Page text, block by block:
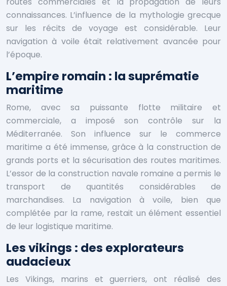
connaissances. L’influence de la mythologie grecque
sur les récits de voyage est considérable. Leur
navigation à voile était relativement avancée pour
l’époque.
L’empire romain : la suprématie
maritime
Rome, avec sa puissante flotte militaire et
commerciale, a imposé son contrôle sur la
Méditerranée. Son influence sur le commerce
maritime a été immense, grâce à la construction de
grands ports et la sécurisation des routes maritimes.
L’essor de la construction navale romaine a permis le
transport de quantités considérables de
marchandises. La navigation à voile, bien que
complétée par la rame, restait un élément essentiel
de leur logistique maritime.
Les vikings : des explorateurs
audacieux
Les Vikings, marins et guerriers, ont réalisé des